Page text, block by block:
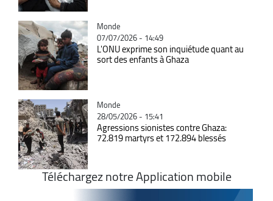
Catégorie
Monde
07/07/2026 - 14:49
L'ONU exprime son inquiétude quant au
sort des enfants à Ghaza
Catégorie
Monde
28/05/2026 - 15:41
Agressions sionistes contre Ghaza:
72.819 martyrs et 172.894 blessés
Téléchargez notre Application mobile